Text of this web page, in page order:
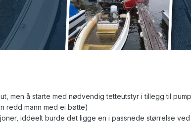
men å starte med nødvendig tetteutstyr i tillegg til
redd mann med ei bøtte)
iddeelt burde det ligge en i passnede størrelse